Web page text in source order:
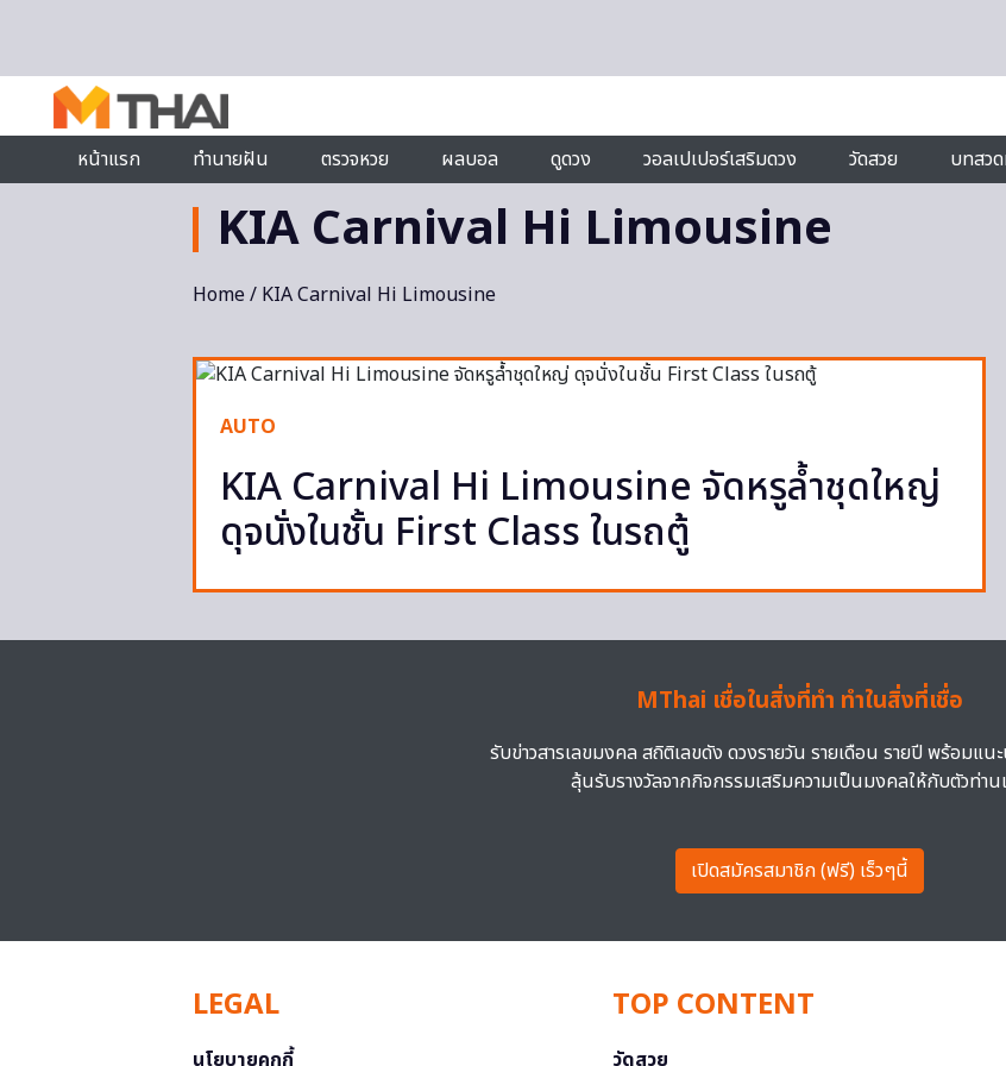
หน้าแรก
ทำนายฝัน ตรวจหวย ผลบอล ดูดวง วอลเปเปอร์เสริมดวง วัดสวย บทสว
KIA Carnival Hi Limousine
Home/ KIA Carnival Hi Limousine
AUTO
KIA Carnival Hi Limousine จัดหรูล้ำชุดใหญ่
ดุจนั่งในชั้น First Class ในรถตู้
MThai เชื่อในสิ่งที่ทำ ทำในสิ่งที่เชื่อ
รับข่าวสารเลขมงคล สถิติเลขดัง ดวงรายวัน รายเดือน รายปี พร้อมแน
ลุ้นรับรางวัลจากกิจกรรมเสริมความเป็นมงคลให้กับตัวท่าน
เปิดสมัครสมาชิก (ฟรี) เร็วๆนี้
LEGAL
นโยบายคุกกี้
TOP CONTENT
วัดสวย